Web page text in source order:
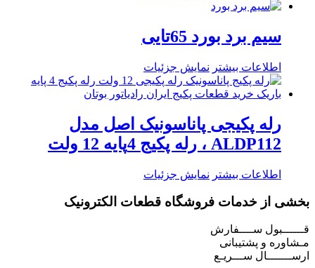
سیم برد بورد 65تایی
اطلاعات بیشتر نمایش جزئیات
رله پکیجی پاناسونیک اصل مدل
ALDP112 ، رله پکیج 4پایه 12 ولت
اطلاعات بیشتر نمایش جزئیات
بخشی از خدمات فروشگاه قطعات الکترونیک
قــــــبول ســــفارش
مـشاوره و پشتیبانی
ارســـــــال ســـریـع